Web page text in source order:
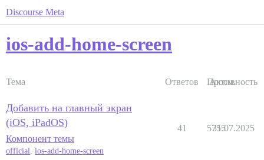
Discourse Meta
ios-add-home-screen
Тема Ответов Просм.
Активность
Добавить на главный экран
(iOS, iPadOS)
Компонент темы
official, ios-add-home-screen
41 5755
31.07.2025